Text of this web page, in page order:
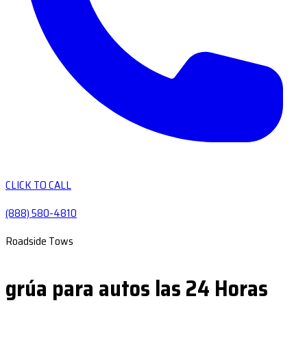
CLICK TO CALL
(888) 580-4810
Roadside Tows
grúa para autos las 24 Horas